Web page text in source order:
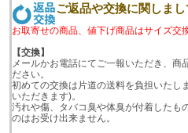
ご返品や交換に関しまし
お取寄せの商品、値下げ商品はサイズ交
【交換】
メールかお電話にてご一報いただき、商
ださい。
初めての交換は片道の送料を負担いたし
いただきます)。
汚れや傷、タバコ臭や体臭が付着したも
のはお受け出来ません。